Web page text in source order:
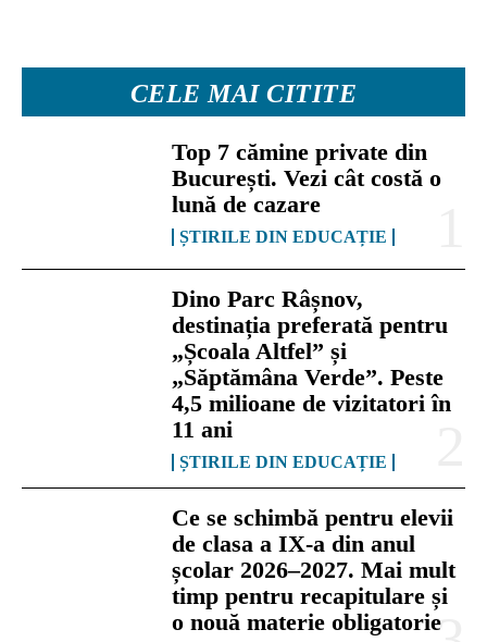
CELE MAI CITITE
Top 7 cămine private din
București. Vezi cât costă o
lună de cazare
ȘTIRILE DIN EDUCAȚIE
Dino Parc Râșnov,
destinația preferată pentru
„Școala Altfel” și
„Săptămâna Verde”. Peste
4,5 milioane de vizitatori în
11 ani
ȘTIRILE DIN EDUCAȚIE
Ce se schimbă pentru elevii
de clasa a IX-a din anul
școlar 2026–2027. Mai mult
timp pentru recapitulare și
o nouă materie obligatorie